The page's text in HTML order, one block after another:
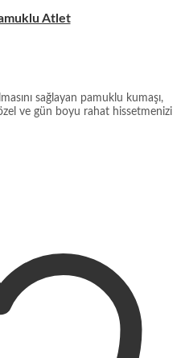
Atlet
sağlayan pamuklu kumaşı,
ve gün boyu rahat hissetmenizi